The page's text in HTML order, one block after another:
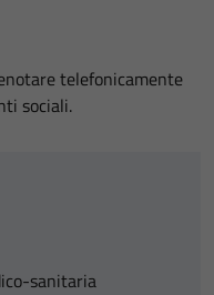
telefonicamente
sociali.
sanitaria